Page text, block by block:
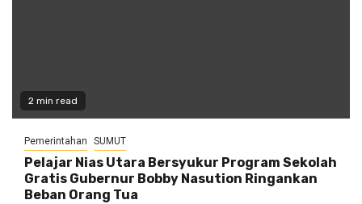
2 min read
Pemerintahan SUMUT
Pelajar Nias Utara Bersyukur Program Sekolah
Gratis Gubernur Bobby Nasution Ringankan
Beban Orang Tua